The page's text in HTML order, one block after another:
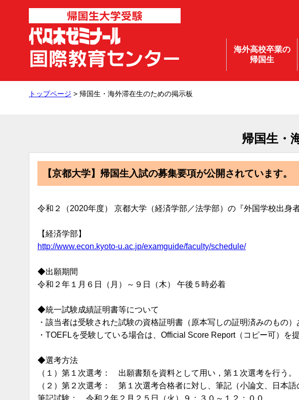
海外高校卒業の
帰国生
トップページ > 帰国生・海外滞在生のための掲示板
帰国生・
【京都大学】帰国生入試の募集要項が公開されています。
令和２（2020年度） 京都大学（経済学部／法学部）の『外国学校出身
【経済学部】
http://www.econ.kyoto-u.ac.jp/examguide/faculty/schedule/
◆出願期間
令和２年１月６日（月）～９日（木） 午後５時必着
◆統一試験成績証明書等について
・該当者は受験された試験の資格証明書（原本写しの証明済みのもの
・TOEFLを受験している場合は、Official Score Report（コピー可）を提
◆選考方法
（１）第１次選考： 出願書類を資料として用い，第１次選考を行う。
（２）第２次選考： 第１次選考合格者に対し、筆記（小論文、日本語
筆記試験： 令和２年２月２５日（火）９：３０～１２：００